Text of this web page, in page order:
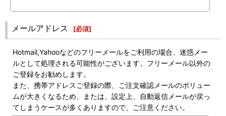
メールアドレス [必須]
Hotmail,Yahooなどのフリーメールをご利用の場合、迷惑メー
ルとして処理される可能性がございます。フリーメール以外の
ご登録をお勧めします。
また、携帯アドレスご登録の際、ご注文確認メールのボリュー
ムが大きくなるため、または、設定上、自動返信メールが戻っ
てしまうケースが多くありますので、ご注意ください。